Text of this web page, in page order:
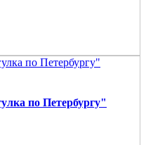
по Петербургу"